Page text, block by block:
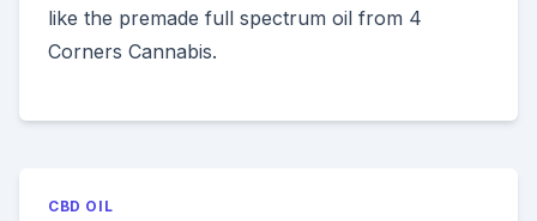
like the premade full spectrum oil from 4
Corners Cannabis.
CBD OIL